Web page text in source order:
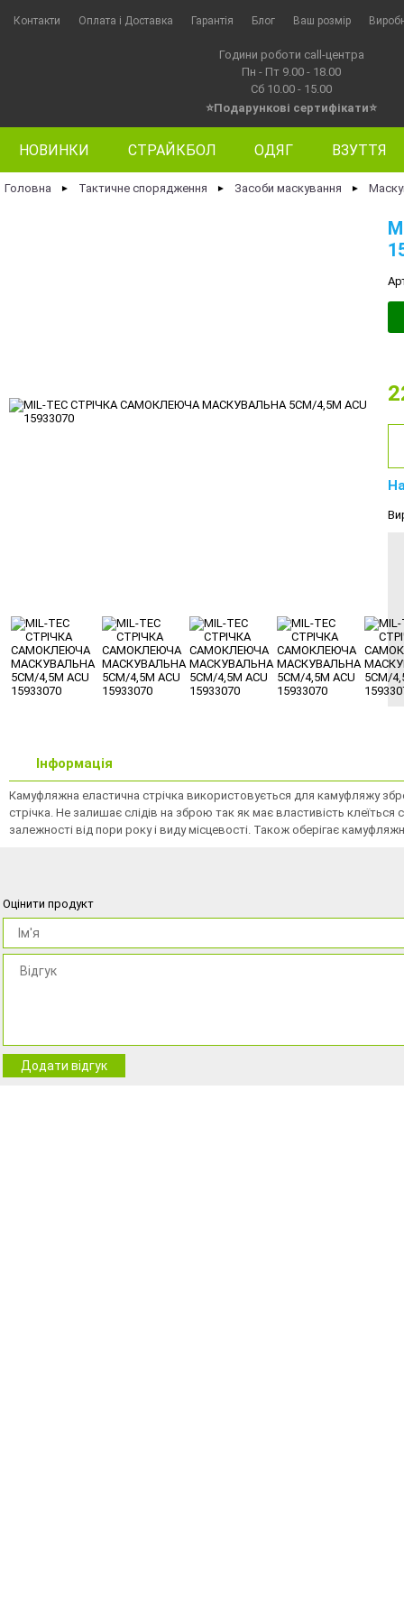
Контакти Оплата i Доставка Гарантія Блог Ваш розмір
Години роботи call-центра
Пн - Пт 9.00 - 18.00
Сб 10.00 - 15.00
⭐Подарункові сертифікати⭐
НОВИНКИ СТРАЙКБОЛ ОДЯГ ВЗУТТЯ
Головна ► Тактичне спорядження ► Засоби маскування ►
Інформація
Камуфляжна еластична стрічка використовується для камуфляжу
стрічка. Не залишає слідів на зброю так як має властивість
залежності від пори року і виду місцевості. Також оберігає
Оцінити продукт
Додати відгук